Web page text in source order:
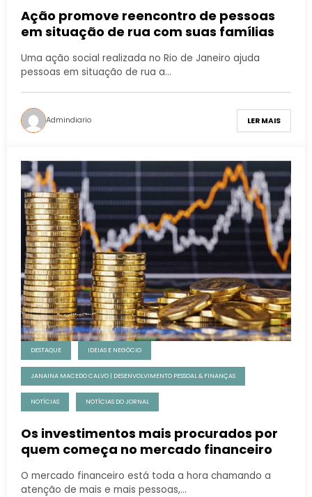
Ação promove reencontro de pessoas
em situação de rua com suas famílias
Uma ação social realizada no Rio de Janeiro ajuda
pessoas em situação de rua a…
Admindiario LER MAIS
DESTAQUE IDEIAS E NEGÓCIO
JANAINA MACEDO CALVO | DESENVOLVIMENTO PESSOAL & FINANÇAS
NOTÍCIAS NOTÍCIAS DO JORNAL
Os investimentos mais procurados por
quem começa no mercado financeiro
O mercado financeiro está toda a hora chamando a
atenção de mais e mais pessoas,…